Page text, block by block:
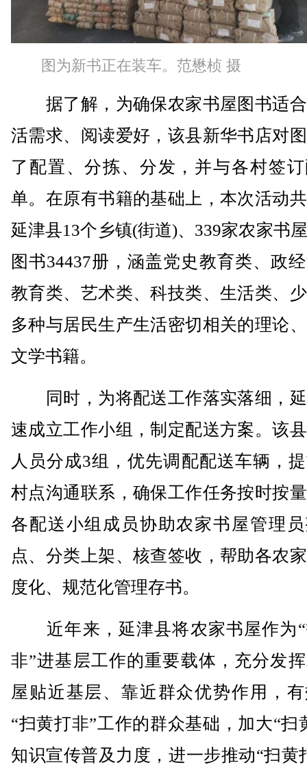
图为新书正在装车。范懋桢 摄
据了解，为确保农家书屋图书适
活需求、阅读爱好，该县新华书店对
了配置、分拣、分发，并与各村签
单。在原有书籍的基础上，本次活动
延津县13个乡镇(街道)、339家农家书
图书34437册，涵盖党史教育类、政
教育类、艺术类、科技类、生活类、
多种与居民生产生活密切相关的理论
文学书籍。
同时，为将配送工作落实落细，
速成立工作小组，制定配送方案。该
人员分成3组，优先调配配送车辆，
村点沟通联系，确保工作任务按时按
各配送小组成员协助农家书屋管理
点、分类上架、核查签收，帮助各农
度化、规范化管理存书。
近年来，延津县将农家书屋作为“
非”进基层工作的重要载体，充分发
屋贴近基层、靠近群众优势作用，
“扫黄打非”工作的群众基础，加大“扫
知识宣传普及力度，进一步推动“扫黄